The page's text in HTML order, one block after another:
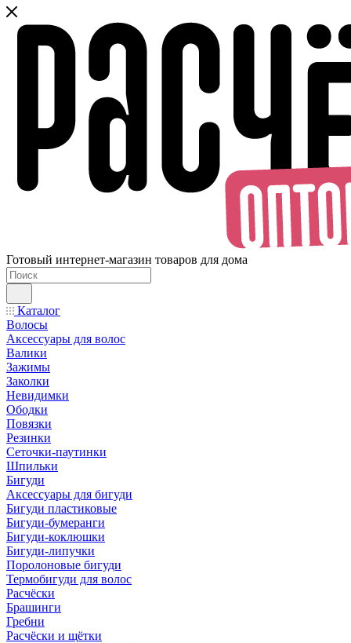
Готовый интернет-магазин товаров для дома
Каталог
Волосы
Аксессуары для волос
Валики
Зажимы
Заколки
Невидимки
Ободки
Повязки
Резинки
Сеточки-паутинки
Шпильки
Бигуди
Аксессуары для бигуди
Бигуди пластиковые
Бигуди-бумеранги
Бигуди-коклюшки
Бигуди-липучки
Поролоновые бигуди
Термобигуди для волос
Расчёски
Брашинги
Гребни
Расчёски и щётки